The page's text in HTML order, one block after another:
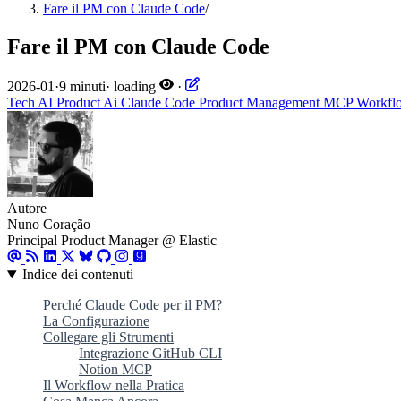
Fare il PM con Claude Code/
Fare il PM con Claude Code
2026-01 ·9 minuti· loading
·
Tech AI Product Ai Claude Code Product Management MCP
Autore
Nuno Coração
Principal Product Manager @ Elastic
Indice dei contenuti
Perché Claude Code per il PM?
La Configurazione
Collegare gli Strumenti
Integrazione GitHub CLI
Notion MCP
Il Workflow nella Pratica